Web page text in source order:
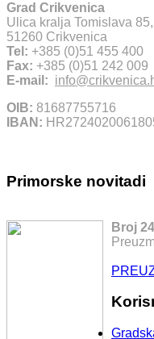
Grad Crikvenica
Ulica kralja Tomislava 85,
51260 Crikvenica
Tel: +385 (0)51 455 400
Fax: +385 (0)51 242 009
E-mail:
OIB: 81687755716
IBAN:
Primorske novitadi
Broj